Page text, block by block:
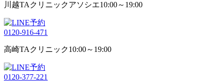
川越TAクリニックアソシエ10:00～19:00
0120-916-471
高崎TAクリニック10:00～19:00
0120-377-221